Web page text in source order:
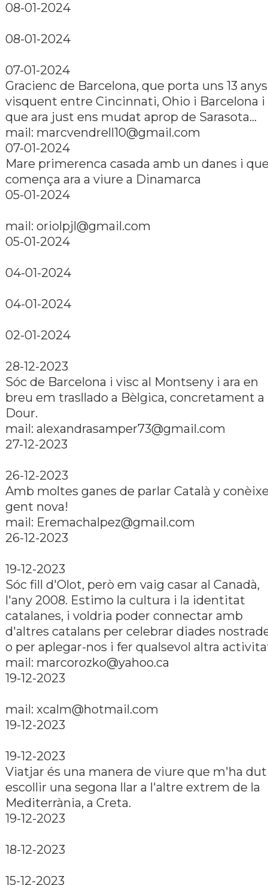
08-01-2024
08-01-2024
07-01-2024
Gracienc de Barcelona, que porta uns 13 anys
visquent entre Cincinnati, Ohio i Barcelona i
que ara just ens mudat aprop de Sarasota...
mail: marcvendrell10@gmail.com
07-01-2024
Mare primerenca casada amb un danes i
comença ara a viure a Dinamarca
05-01-2024
mail: oriolpjl@gmail.com
05-01-2024
04-01-2024
04-01-2024
02-01-2024
28-12-2023
Sóc de Barcelona i visc al Montseny i ara en
breu em trasllado a Bèlgica, concretament a
Dour.
mail: alexandrasamper73@gmail.com
27-12-2023
26-12-2023
Amb moltes ganes de parlar Català y
gent nova!
mail: Eremachalpez@gmail.com
26-12-2023
19-12-2023
Sóc fill d'Olot, però em vaig casar al Canadà,
l'any 2008. Estimo la cultura i la identitat
catalanes, i voldria poder connectar amb
d'altres catalans per celebrar diades
o per aplegar-nos i fer qualsevol altra
mail: marcorozko@yahoo.ca
19-12-2023
mail: xcalm@hotmail.com
19-12-2023
19-12-2023
Viatjar és una manera de viure que m'ha dut
escollir una segona llar a l'altre extrem de la
Mediterrània, a Creta.
19-12-2023
18-12-2023
15-12-2023